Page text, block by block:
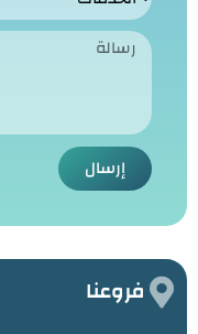
إرسال
فروعنا